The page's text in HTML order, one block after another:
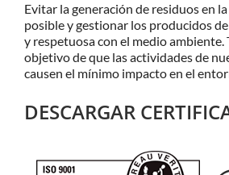
Evitar la generación de residuos en
posible y gestionar los producidos
y respetuosa con el medio ambiente.
objetivo de que las actividades de
causen el mínimo impacto en el
DESCARGAR